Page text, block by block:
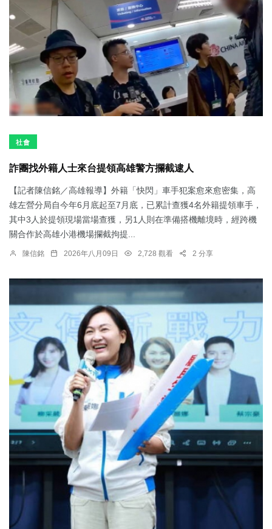
社會
詐團找外籍人士來台提領高雄警方攔截逮人
【記者陳信銘／高雄報導】外籍「快閃」車手犯案愈來愈密集，高
雄左營分局自今年6月底起至7月底，已累計查獲4名外籍提領車手，
其中3人於提領現場當場查獲，另1人則在準備搭機離境時，經跨機
關合作於高雄小港機場攔截拘提...
陳信銘 2026年八月09日 2,728 觀看 2 分享